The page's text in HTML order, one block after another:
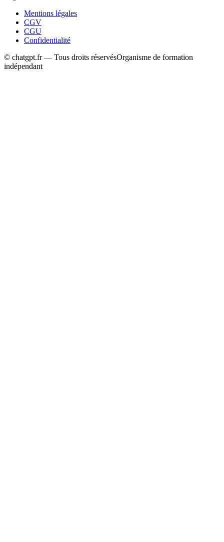
Mentions légales
CGV
CGU
Confidentialité
© chatgpt.fr — Tous droits réservésOrganisme de formation
indépendant